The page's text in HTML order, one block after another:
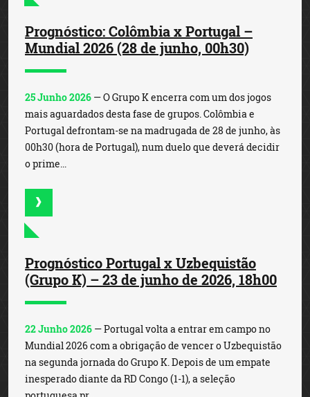
Prognóstico: Colômbia x Portugal –
Mundial 2026 (28 de junho, 00h30)
25 Junho 2026 — O Grupo K encerra com um dos jogos
mais aguardados desta fase de grupos. Colômbia e
Portugal defrontam-se na madrugada de 28 de junho, às
00h30 (hora de Portugal), num duelo que deverá decidir
o prime...
Prognóstico Portugal x Uzbequistão
(Grupo K) – 23 de junho de 2026, 18h00
22 Junho 2026 — Portugal volta a entrar em campo no
Mundial 2026 com a obrigação de vencer o Uzbequistão
na segunda jornada do Grupo K. Depois de um empate
inesperado diante da RD Congo (1-1), a seleção